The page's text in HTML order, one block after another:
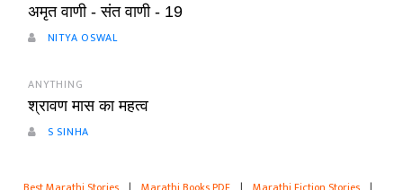
अमृत वाणी - संत वाणी - 19
NITYA OSWAL
ANYTHING
श्रावण मास का महत्व
S SINHA